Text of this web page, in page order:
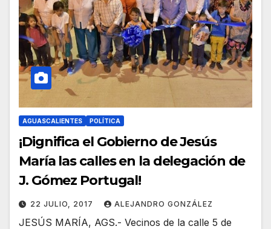
AGUASCALIENTES POLÍTICA
¡Dignifica el Gobierno de Jesús
María las calles en la delegación de
J. Gómez Portugal!
22 JULIO, 2017 ALEJANDRO GONZÁLEZ
JESÚS MARÍA, AGS.- Vecinos de la calle 5 de